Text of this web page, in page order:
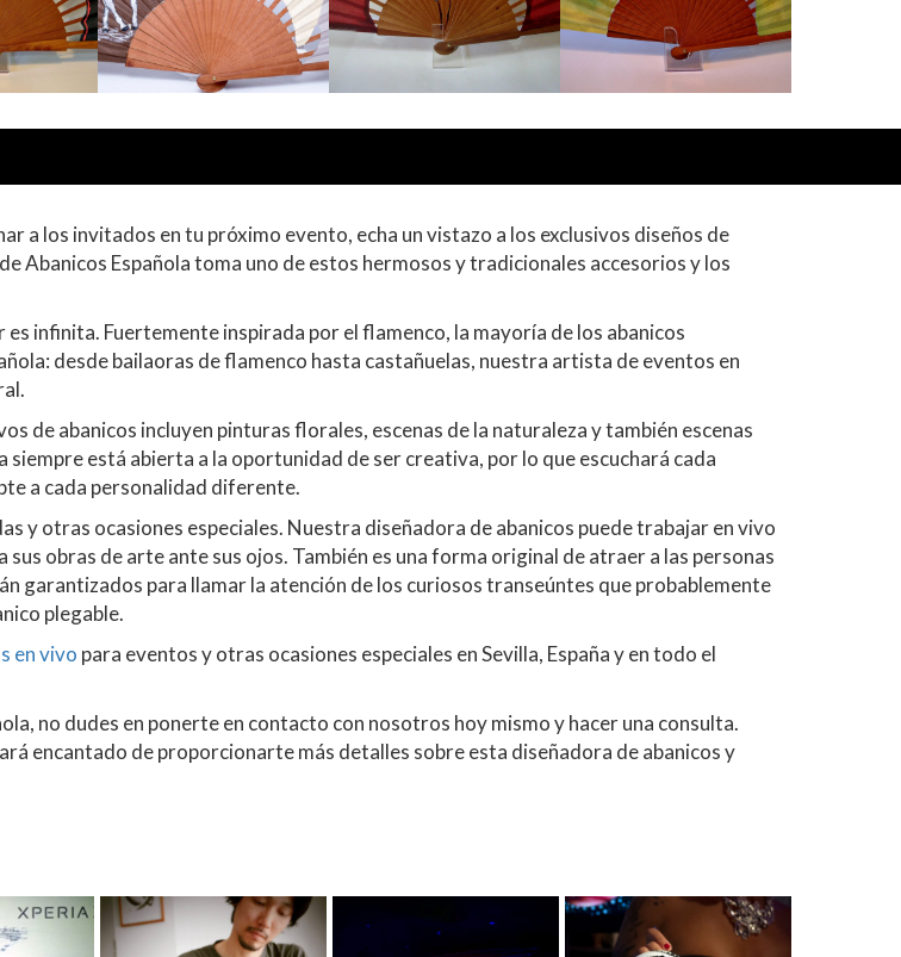
a los invitados en tu próximo evento, echa un vistazo a los exclusivos diseños de
Abanicos Española toma uno de estos hermosos y tradicionales accesorios y los
infinita. Fuertemente inspirada por el flamenco, la mayoría de los abanicos
desde bailaoras de flamenco hasta castañuelas, nuestra artista de eventos en
de abanicos incluyen pinturas florales, escenas de la naturaleza y también escenas
está abierta a la oportunidad de ser creativa, por lo que escuchará cada
a cada personalidad diferente.
y otras ocasiones especiales. Nuestra diseñadora de abanicos puede trabajar en vivo
obras de arte ante sus ojos. También es una forma original de atraer a las personas
garantizados para llamar la atención de los curiosos transeúntes que probablemente
plegable.
en vivo para eventos y otras ocasiones especiales en Sevilla, España y en todo el
no dudes en ponerte en contacto con nosotros hoy mismo y hacer una consulta.
encantado de proporcionarte más detalles sobre esta diseñadora de abanicos y